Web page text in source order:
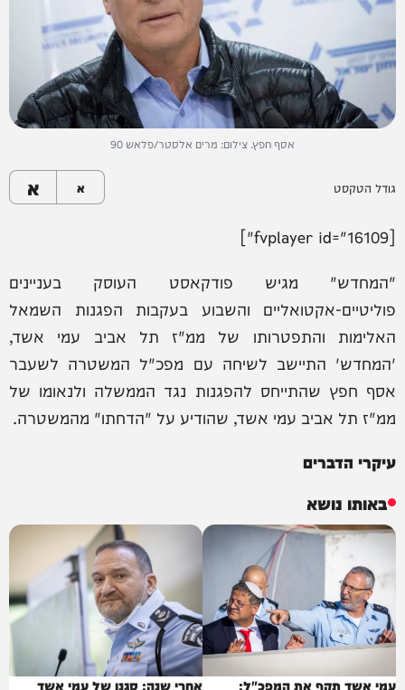
אסף חפץ. צילום: מרים אלסטר/פלאש 90
גודל הטקסט א א
[fvplayer id="16109"]
"המחדש" מגיש פודקאסט העוסק בעניינים
פוליטיים-אקטואליים והשבוע בעקבות הפגנות השמאל
האלימות והתפטרותו של ממ"ז תל אביב עמי אשד,
'המחדש' התיישב לשיחה עם מפכ"ל המשטרה לשעבר
אסף חפץ שהתייחס להפגנות נגד הממשלה ולנאומו של
ממ"ז תל אביב עמי אשד, שהודיע על "הדחתו" מהמשטרה.
עיקרי הדברים
באותו נושא
עמי אשד תקף את המפכ"ל:
אחרי שנה: סגנו של עמי אשד